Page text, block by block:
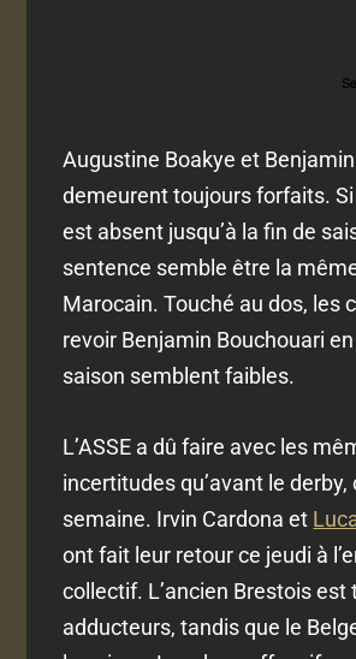
Augustine Boakye et
demeurent toujours forfaits.
est absent jusqu’à la fin de
sentence semble être la
Marocain. Touché au dos, les
revoir Benjamin Bouchouari
saison semblent faibles.
L’ASSE a dû faire avec les
incertitudes qu’avant le derby,
semaine. Irvin Cardona et
ont fait leur retour ce jeudi à
collectif. L’ancien Brestois est
adducteurs, tandis que le